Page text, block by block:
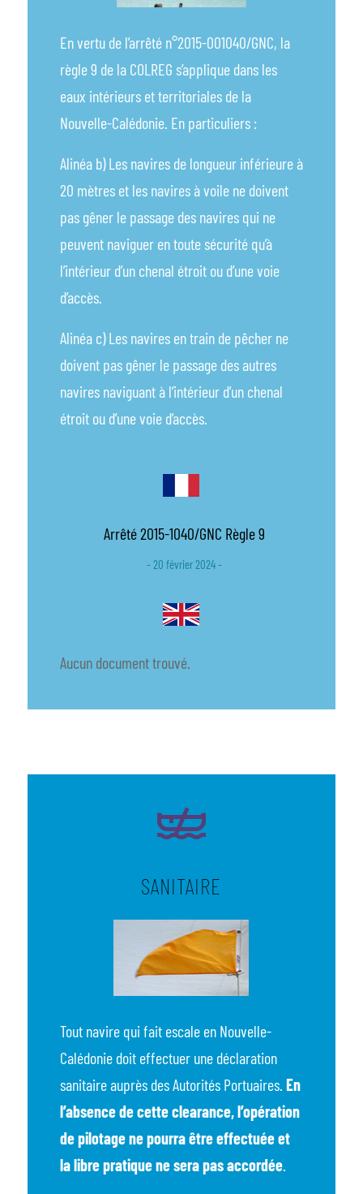
En vertu de l’arrêté n°2015-001040/GNC, la
règle 9 de la COLREG s’applique dans les
eaux intérieurs et territoriales de la
Nouvelle-Calédonie. En particuliers :
Alinéa b) Les navires de longueur inférieure à
20 mètres et les navires à voile ne doivent
pas gêner le passage des navires qui ne
peuvent naviguer en toute sécurité qu’à
l’intérieur d’un chenal étroit ou d’une voie
d’accès.
Alinéa c) Les navires en train de pêcher ne
doivent pas gêner le passage des autres
navires naviguant à l’intérieur d’un chenal
étroit ou d’une voie d’accès.
Arrêté 2015-1040/GNC Règle 9
- 20 février 2024 -
Aucun document trouvé.
SANITAIRE
Tout navire qui fait escale en Nouvelle-
Calédonie doit effectuer une déclaration
sanitaire auprès des Autorités Portuaires. En
l’absence de cette clearance, l’opération
de pilotage ne pourra être effectuée et
la libre pratique ne sera pas accordée.